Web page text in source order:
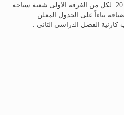
حتى الخميس الموافق 2019/4/11 لكل من الفرقة الاولى شعبة سياحه
بناءاً على الجدول المعلن .
الفصل الدراسى الثانى .